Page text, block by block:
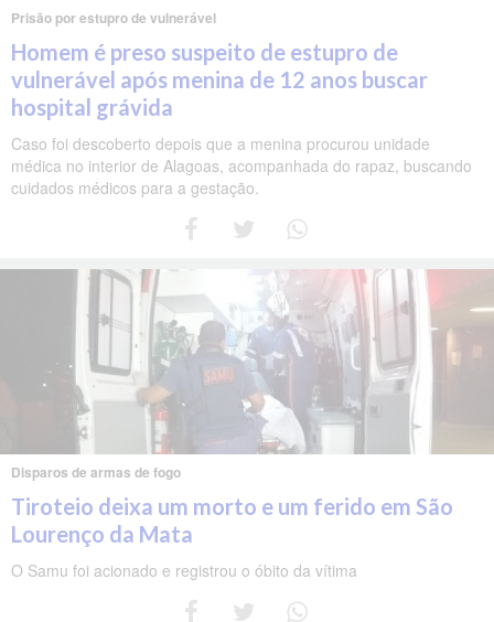
Prisão por estupro de vulnerável
Homem é preso suspeito de estupro de
vulnerável após menina de 12 anos buscar
hospital grávida
Caso foi descoberto depois que a menina procurou unidade
médica no interior de Alagoas, acompanhada do rapaz, buscando
cuidados médicos para a gestação.
Disparos de armas de fogo
Tiroteio deixa um morto e um ferido em São
Lourenço da Mata
O Samu foi acionado e registrou o óbito da vítima